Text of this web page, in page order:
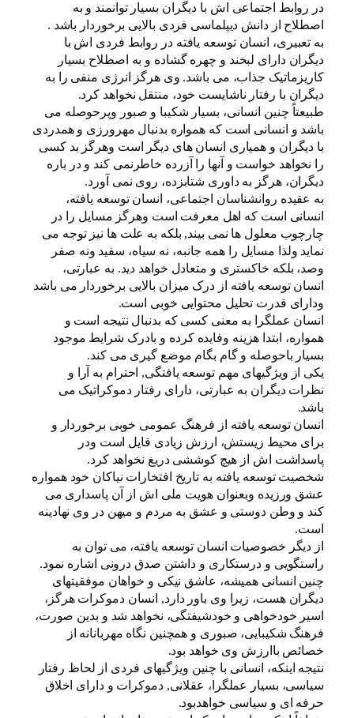
در روابط اجتماعی اش با دیگران بسیار توانمند و به
اصطلاح از دانش دیپلماسی فردی بالایی برخوردار باشد .
به تعبیری، انسان توسعه یافته در روابط فردی اش با
دیگران دارای لبخند و چهره گشاده و به اصطلاح بسیار
کاریزماتیک جذاب، می باشد. وی هرگز انرژی منفی را به
دیگران با رفتار ناشایست خود، منتقل نخواهد کرد.
طبیعتاً چنین انسانی، بسیار شکیبا و صبور وپرحوصله می
باشد و انسانی است که همواره بدنبال مهرورزی و همدردی
با دیگران و همیاری انسان های دیگر است وهرگز بد کسی
را نخواهد خواست و آنها را آزرده خاطرنمی کند و در باره
دیگران، هرگز به داوری شتابزده، روی نمی آورد.
به عقیده روانشناسان اجتماعی، انسان توسعه یافته،
انسانی است که اهل معرفت است وهرگز مسایل را در
چارچوب معلول ها نمی بیند, بلکه به علت ها نیز توجه می
نماید ولذا مسایل را همه جانبه، نه سیاه، سفید ونه صفر
وصد، بلکه خاکستری و متعادل خواهد دید. به عبارتی،
انسان توسعه یافته از درک میزان بالایی برخوردار می باشد
ودارای قدرت تحلیل محتوایی خوبی است.
انسان عملگرا به معنی کسی که بدنبال نتیجه است و
همواره، ابتدا هزینه وفایده کرده و بادرک شرایط موجود
بسیار باحوصله و گام بگام موضع گیری می کند.
یکی از ویژگیهای مهم توسعه یافتگی, احترام به آرا و
نظرات دیگران به عبارتی، دارای رفتار دموکراتیک می
باشد.
انسان توسعه یافته از فرهنگ عمومی خوبی برخوردار و
برای محیط زیستش، ارزش زیادی قایل است ودر
پاسداشت اش از هیچ کوششی دریغ نخواهد کرد.
شخصیت توسعه یافته به تاریخ افتخارات نیاکان خود همواره
عشق ورزیده وبعنوان هویت ملی اش از آن پاسداری می
کند و وطن دوستی و عشق به مردم و میهن در وی نهادینه
است.
از دیگر خصوصیات انسان توسعه یافته، می توان به
راستگویی و درستکاری و داشتن صدق درونی اشاره نمود.
چنین انسانی همیشه، عاشق نیکی و خواهان موفقیتهای
دیگران هست، زیرا وی باور دارد, انسان دموکرات هرگز،
اسیر خودخواهی و خودشیفتگی، نخواهد شد و بدین صورت،
فرهنگ شکیبایی، صبوری و همچنین نگاه مهربانانه از
خصائص باارزش وی خواهد بود.
نتیجه اینکه، انسانی با چنین ویژگیهای فردی از لحاظ رفتار
سیاسی، بسیار عملگرا، عقلانی, دموکرات و دارای اخلاق
حرفه ای و سیاسی خواهدبود.